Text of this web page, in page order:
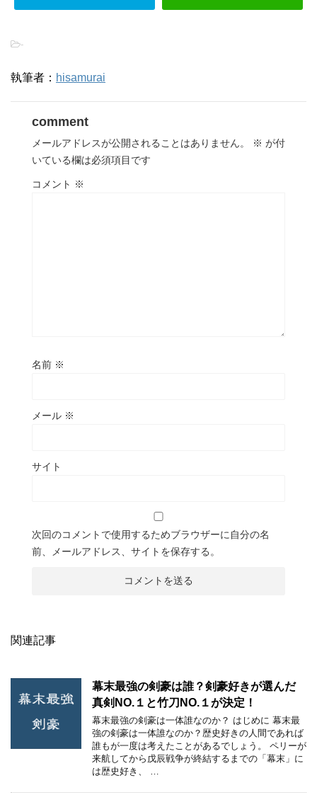
-
執筆者： hisamurai
comment
メールアドレスが公開されることはありません。 ※ が付
いている欄は必須項目です
コメント ※
名前 ※
メール ※
サイト
次回のコメントで使用するためブラウザーに自分の名
前、メールアドレス、サイトを保存する。
関連記事
幕末最強の剣豪は誰？剣豪好きが選んだ
真剣NO.１と竹刀NO.１が決定！
幕末最強の剣豪は一体誰なのか？ はじめに 幕末最
強の剣豪は一体誰なのか？歴史好きの人間であれば
誰もが一度は考えたことがあるでしょう。 ペリーが
来航してから戊辰戦争が終結するまでの「幕末」に
は歴史好き、 …